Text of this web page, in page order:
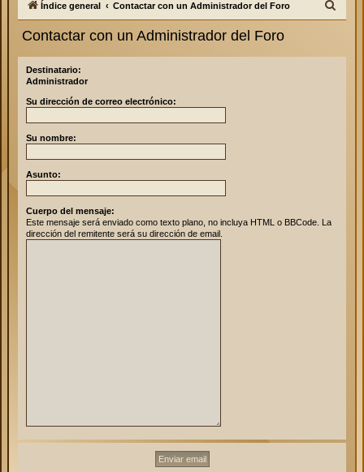
Índice general Contactar con un Administrador del Foro
Contactar con un Administrador del Foro
Destinatario:
Administrador
Su dirección de correo electrónico:
Su nombre:
Asunto:
Cuerpo del mensaje:
Este mensaje será enviado como texto plano, no incluya HTML o BBCode. La
dirección del remitente será su dirección de email.